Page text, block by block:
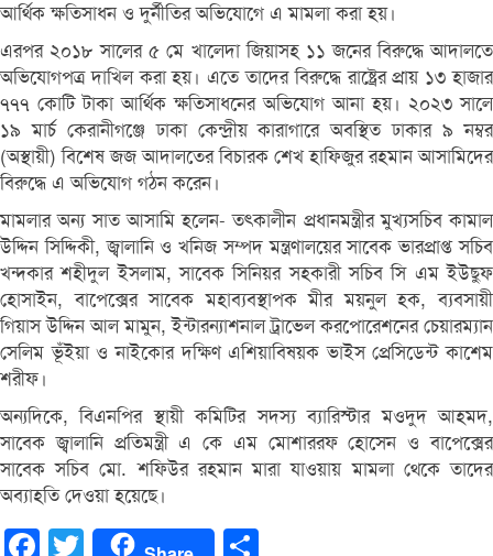
আর্থিক ক্ষতিসাধন ও দুর্নীতির অভিযোগে এ মামলা করা হয়।
এরপর ২০১৮ সালের ৫ মে খালেদা জিয়াসহ ১১ জনের বিরুদ্ধে আদালতে
অভিযোগপত্র দাখিল করা হয়। এতে তাদের বিরুদ্ধে রাষ্ট্রের প্রায় ১৩ হাজার
৭৭৭ কোটি টাকা আর্থিক ক্ষতিসাধনের অভিযোগ আনা হয়। ২০২৩ সালে
১৯ মার্চ কেরানীগঞ্জে ঢাকা কেন্দ্রীয় কারাগারে অবস্থিত ঢাকার ৯ নম্বর
(অস্থায়ী) বিশেষ জজ আদালতের বিচারক শেখ হাফিজুর রহমান আসামিদের
বিরুদ্ধে এ অভিযোগ গঠন করেন।
মামলার অন্য সাত আসামি হলেন- তৎকালীন প্রধানমন্ত্রীর মুখ্যসচিব কামাল
উদ্দিন সিদ্দিকী, জ্বালানি ও খনিজ সম্পদ মন্ত্রণালয়ের সাবেক ভারপ্রাপ্ত সচিব
খন্দকার শহীদুল ইসলাম, সাবেক সিনিয়র সহকারী সচিব সি এম ইউছুফ
হোসাইন, বাপেক্সের সাবেক মহাব্যবস্থাপক মীর ময়নুল হক, ব্যবসায়ী
গিয়াস উদ্দিন আল মামুন, ইন্টারন্যাশনাল ট্রাভেল করপোরেশনের চেয়ারম্যান
সেলিম ভূঁইয়া ও নাইকোর দক্ষিণ এশিয়াবিষয়ক ভাইস প্রেসিডেন্ট কাশেম
শরীফ।
অন্যদিকে, বিএনপির স্থায়ী কমিটির সদস্য ব্যারিস্টার মওদুদ আহমদ,
সাবেক জ্বালানি প্রতিমন্ত্রী এ কে এম মোশাররফ হোসেন ও বাপেক্সের
সাবেক সচিব মো. শফিউর রহমান মারা যাওয়ায় মামলা থেকে তাদের
অব্যাহতি দেওয়া হয়েছে।
FacebookTwitter